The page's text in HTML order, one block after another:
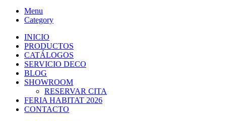
Menu
Category
INICIO
PRODUCTOS
CATÁLOGOS
SERVICIO DECO
BLOG
SHOWROOM
RESERVAR CITA
FERIA HABITAT 2026
CONTACTO